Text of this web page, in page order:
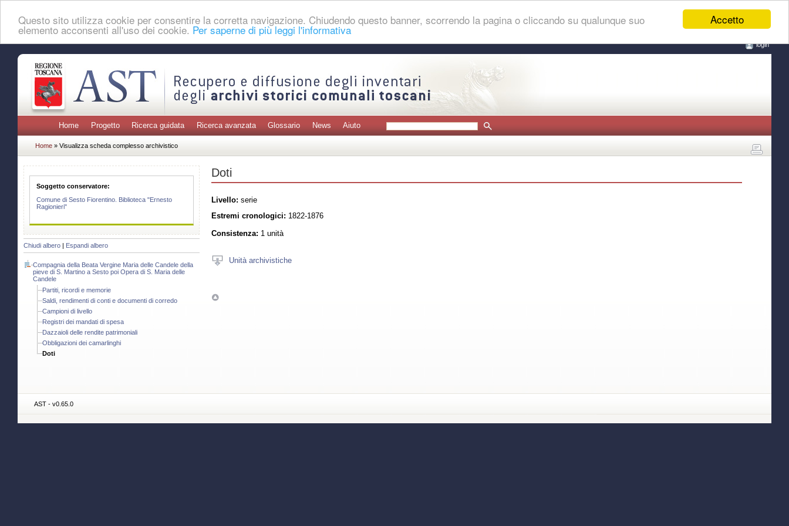
Accetto
Questo sito utilizza cookie per consentire la corretta navigazione. Chiudendo questo banner, scorrendo la pagina o cliccando su qualunque suo
elemento acconsenti all'uso dei cookie. Per saperne di più leggi l'informativa
login
Home Progetto Ricerca guidata Ricerca avanzata Glossario News Aiuto
Home » Visualizza scheda complesso archivistico
Soggetto conservatore:
Comune di Sesto Fiorentino. Biblioteca "Ernesto
Ragionieri"
Chiudi albero Espandi albero
Compagnia della Beata Vergine Maria delle Candele della
pieve di S. Martino a Sesto poi Opera di S. Maria delle
Candele
Partiti, ricordi e memorie
Saldi, rendimenti di conti e documenti di corredo
Campioni di livello
Registri dei mandati di spesa
Dazzaioli delle rendite patrimoniali
Obbligazioni dei camarlinghi
Doti
Doti
Livello: serie
Estremi cronologici: 1822-1876
Consistenza: 1 unità
Unità archivistiche
AST - v0.65.0